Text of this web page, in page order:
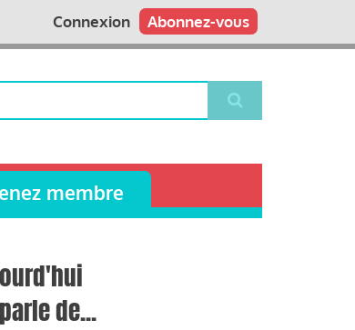
Abonnez-vous
Connexion
membre
de...